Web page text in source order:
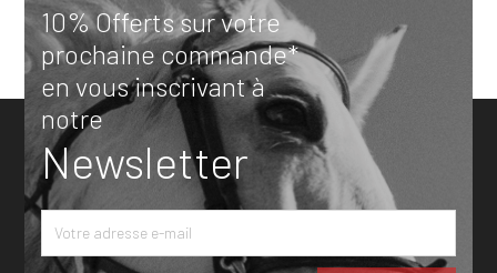
10% Offerts sur votre
prochaine commande*
en vous inscrivant à
notre
Newsletter